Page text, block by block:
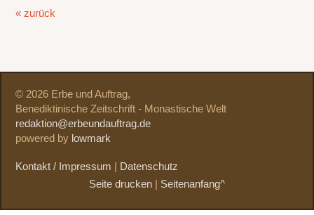
« zurück
© 2026 Erbe und Auftrag,
Benediktinische Zeitschrift - Monastische Welt
redaktion@erbeundauftrag.de
powered by lowmark
Kontakt / Impressum
Datenschutz
Seite drucken
Seitenanfang^